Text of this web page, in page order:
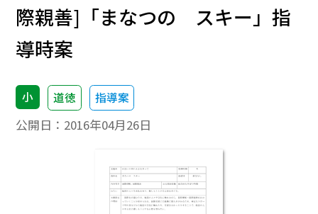
際親善]「まなつの スキー」指
導時案
小 道徳 指導案
公開日： 2016年04月26日